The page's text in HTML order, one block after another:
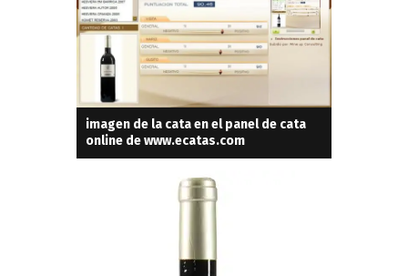
imagen de la cata en el panel de cata
online de www.ecatas.com